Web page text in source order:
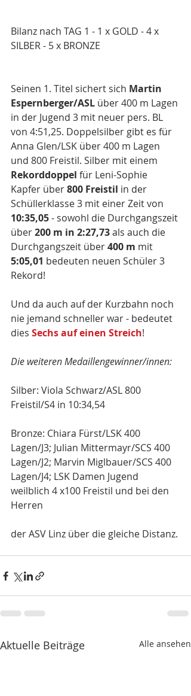
Bilanz nach TAG 1 - 1 x GOLD - 4 x
SILBER - 5 x BRONZE
Seinen 1. Titel sichert sich Martin
Espernberger/ASL über 400 m Lagen
in der Jugend 3 mit neuer pers. BL
von 4:51,25. Doppelsilber gibt es für
Anna Glen/LSK über 400 m Lagen
und 800 Freistil. Silber mit einem
Rekorddoppel für Leni-Sophie
Kapfer über 800 Freistil in der
Schüllerklasse 3 mit einer Zeit von
10:35,05 - sowohl die Durchgangszeit
über 200 m in 2:27,73 als auch die
Durchgangszeit über 400 m mit
5:05,01 bedeuten neuen Schüler 3
Rekord!
Und da auch auf der Kurzbahn noch
nie jemand schneller war - bedeutet
dies Sechs auf einen Streich!
Die weiteren Medaillengewinner/innen:
Silber: Viola Schwarz/ASL 800
Freistil/S4 in 10:34,54
Bronze: Chiara Fürst/LSK 400
Lagen/J3; Julian Mittermayr/SCS 400
Lagen/J2; Marvin Miglbauer/SCS 400
Lagen/J4; LSK Damen Jugend
weilblich 4 x100 Freistil und bei den
Herren
der ASV Linz über die gleiche Distanz.
Aktuelle Beiträge Alle ansehen